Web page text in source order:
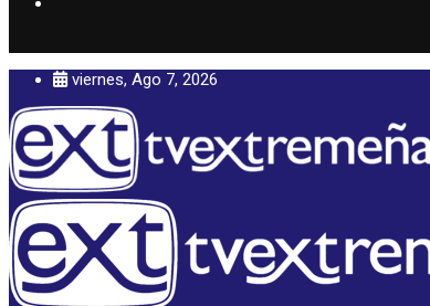
viernes, Ago 7, 2026